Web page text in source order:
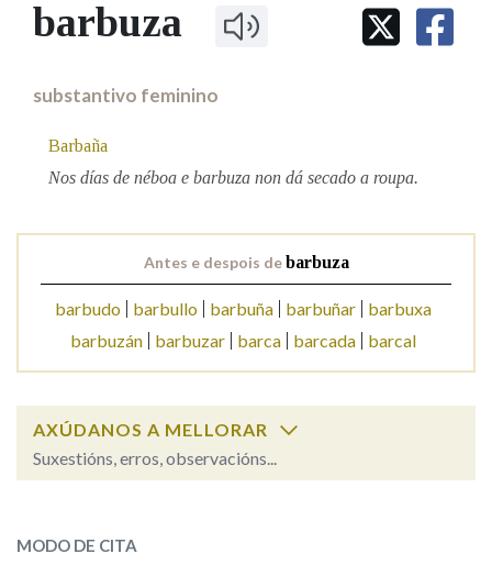
IDENTIDADE CORPORATIVA
MARCIAL DEL ADALID
FIGURAS HOMENAXEADAS
Facebook
TwitterYoutubeInstagram
Bluesky
BUSCAR NOS LEMAS
Remata por
Contén
BUSCAR NO CONTIDO
Nos exemplos
Na fraseoloxía
barbuza
substantivo feminino
Barbaña
Nos días de néboa e barbuza non dá secado a roupa.
Antes e despois debarbuza
barbudo barbullo barbuña barbuñar
barbuxa
barbuzán
barbuzar barca barcada barcal
AXÚDANOS A MELLORAR
Suxestións, erros, observacións...
ESCOLLE UNHA OPCIÓN:
MODO DE CITA